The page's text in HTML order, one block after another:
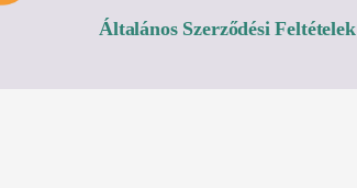
Általános Szerződési Feltételek